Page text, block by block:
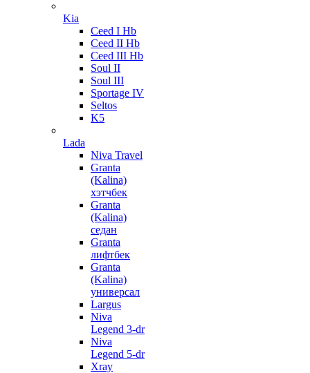
Kia
Ceed I Hb
Ceed II Hb
Ceed III Hb
Soul II
Soul III
Sportage IV
Seltos
K5
Lada
Niva Travel
Granta
(Kalina)
хэтчбек
Granta
(Kalina)
седан
Granta
лифтбек
Granta
(Kalina)
универсал
Largus
Niva
Legend 3-dr
Niva
Legend 5-dr
Xray